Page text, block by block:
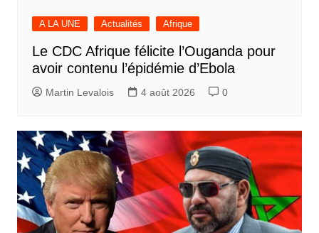
A LA UNE Actualités Afrique
Le CDC Afrique félicite l’Ouganda pour
avoir contenu l’épidémie d’Ebola
Martin Levalois 4 août 2026 0